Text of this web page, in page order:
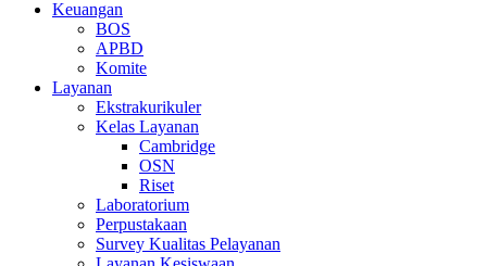
Keuangan
BOS
APBD
Komite
Layanan
Ekstrakurikuler
Kelas Layanan
Cambridge
OSN
Riset
Laboratorium
Perpustakaan
Survey Kualitas Pelayanan